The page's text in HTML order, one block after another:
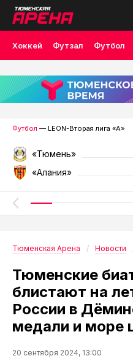
Хоккей Футзал Футбол
Лыжные гонки Волейбол
Скалолазание Велоспорт
Футбол — LEON-Вторая лига «А»
«Тюмень»
«Алания»
Тюменская Арена Новости
Тюменские
блистают на
России в
медали и море
20 сентября 2024, 13:00